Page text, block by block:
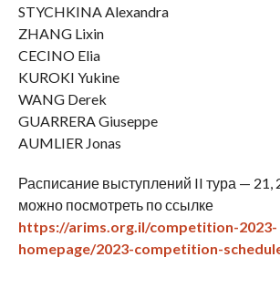
STYCHKINA Alexandra
ZHANG Lixin
CECINO Elia
KUROKI Yukine
WANG Derek
GUARRERA Giuseppe
AUMLIER Jonas
Расписание выступлений II тура — 21,
можно посмотреть по ссылке
https://arims.org.il/competition-2023-
homepage/2023-competition-